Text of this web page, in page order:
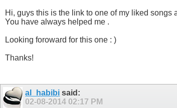
Hi, guys this is the link to one of my liked
You have always helped me .
Looking foroward for this one : )
Thanks!
al_habibi said:
02-08-2014 02:17 PM